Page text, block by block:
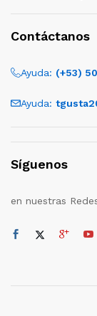
Contáctanos
Ayuda: (+53)
Ayuda:
Síguenos
en nuestras